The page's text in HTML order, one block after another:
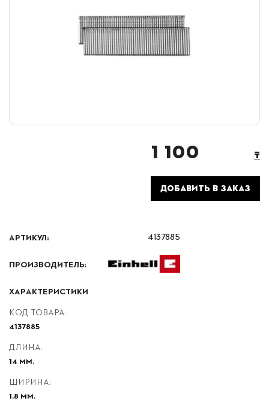
1 100 ₸
ДОБАВИТЬ В ЗАКАЗ
АРТИКУЛ: 4137885
ПРОИЗВОДИТЕЛЬ:
ХАРАКТЕРИСТИКИ
КОД ТОВАРА:
4137885
ДЛИНА:
14 ММ.
ШИРИНА:
1,8 ММ.